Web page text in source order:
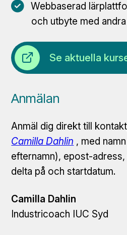
Webbaserad
och utbyte med
Öppna länk
Se aktuella
Anmälan
Anmäl dig direkt till
Camilla Dahlin , med
efternamn), epost-adress,
delta på och startdatum.
Camilla Dahlin
Industricoach IUC Syd